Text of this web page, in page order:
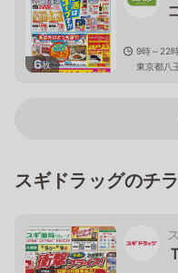
6枚
9時～22
東京都八
スギドラッグのチ